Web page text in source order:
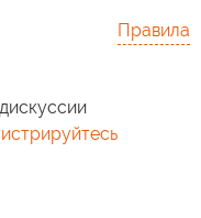
Правила